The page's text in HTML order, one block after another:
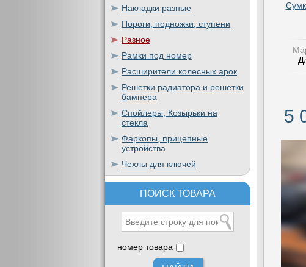
Накладки разные
Пороги, подножки, ступени
Разное
Рамки под номер
Расширители колесных арок
Решетки радиатора и решетки
бампера
Спойлеры, Козырьки на
стекла
Фаркопы, прицепные
устройства
Чехлы для ключей
ПОИСК ТОВАРА
номер товара
5